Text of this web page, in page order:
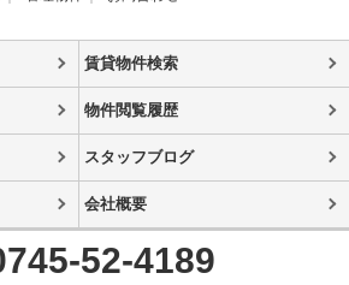
賃貸物件検索
物件閲覧履歴
スタッフブログ
会社概要
52-4189